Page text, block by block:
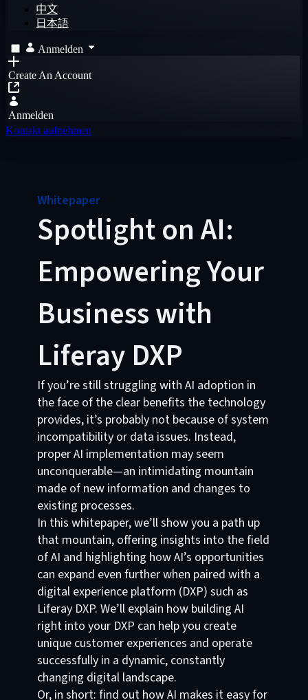
中文
日本語
Anmelden
Create An Account
Anmelden
Kontakt aufnehmen
Whitepaper
Spotlight on AI:
Empowering Your
Business with
Liferay DXP
If you’re still struggling with AI adoption in
the face of the clear benefits the technology
provides, it’s probably not because of system
incompatibility or data issues. Instead,
proper AI implementation may seem
unconquerable—an intimidating mountain
made of new information and changes to
existing processes.
In this whitepaper, we’ll show you a path up
that mountain, offering insights into the field
of AI and highlighting how AI’s opportunities
can expand even further when paired with a
digital experience platform (DXP) such as
Liferay DXP. We’ll explain how building AI
right into your DXP can help you create
unique customer experiences and operate
successfully in a dynamic, constantly
changing digital landscape.
Or, in short: find out how AI makes it easy for